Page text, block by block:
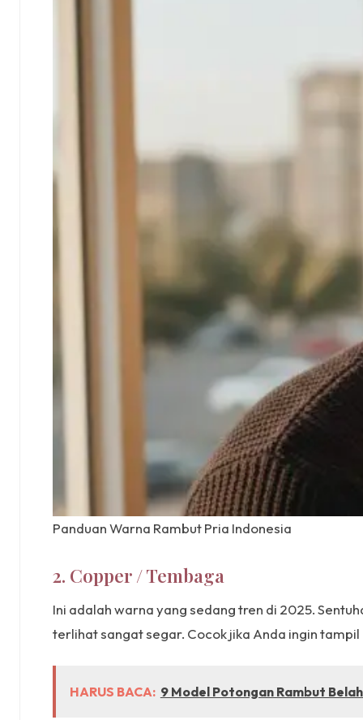
Panduan Warna Rambut Pria Indonesia
2. Copper / Tembaga
Ini adalah warna yang sedang tren di 2025.
terlihat sangat segar. Cocok jika Anda ingin
HARUS BACA: 9 Model Potongan Rambut